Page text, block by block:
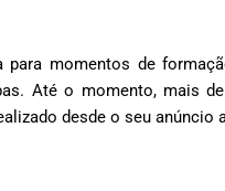
momentos de
Até o momento, mais
desde o seu anúncio